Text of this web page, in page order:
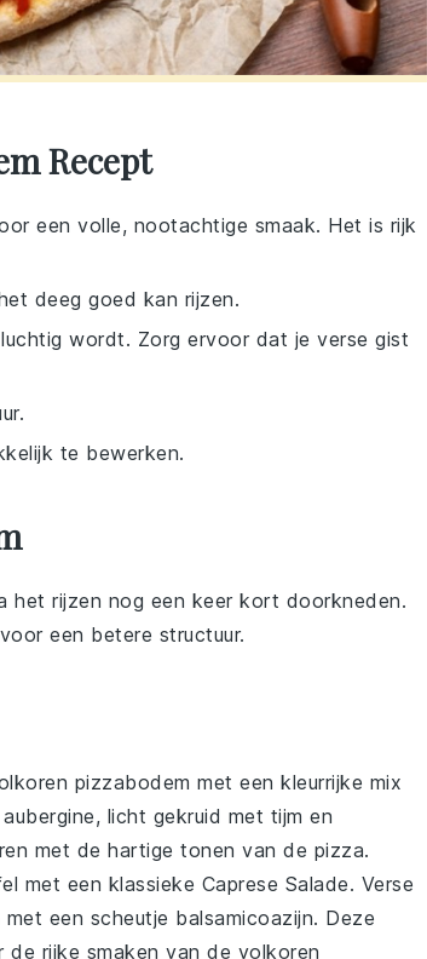
Recept
een volle, nootachtige smaak. Het is rijk
deeg goed kan rijzen.
wordt. Zorg ervoor dat je verse gist
te bewerken.
het rijzen nog een keer kort doorkneden.
een betere structuur.
pizzabodem met een kleurrijke mix
aubergine, licht gekruid met tijm en
met de hartige tonen van de pizza.
met een klassieke Caprese Salade. Verse
een scheutje balsamicoazijn. Deze
rijke smaken van de volkoren